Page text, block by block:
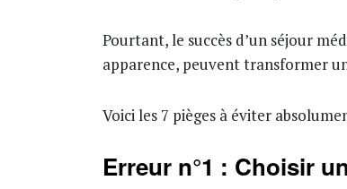
Pourtant, le succès d’un séjour
apparence, peuvent transformer
Voici les 7 pièges à éviter
Erreur n°1 : Choisir